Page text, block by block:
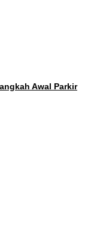
Awal Parkir